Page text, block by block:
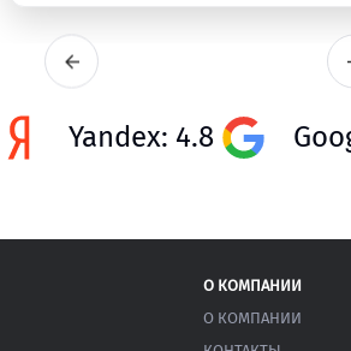
Yandex: 4.8
О КОМПАНИИ
О КОМПАНИИ